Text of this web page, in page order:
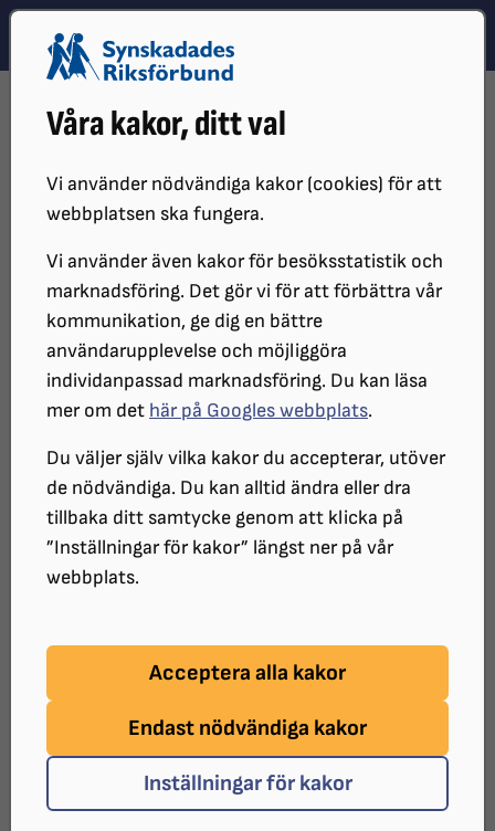
Våra kakor, ditt val
Vi använder nödvändiga kakor (cookies) för att
webbplatsen ska fungera.
Vi använder även kakor för besöksstatistik och
marknadsföring. Det gör vi för att förbättra vår
kommunikation, ge dig en bättre
användarupplevelse och möjliggöra
individanpassad marknadsföring. Du kan läsa
mer om det här på Googles webbplats.
Du väljer själv vilka kakor du accepterar, utöver
de nödvändiga. Du kan alltid ändra eller dra
tillbaka ditt samtycke genom att klicka på
”Inställningar för kakor” längst ner på vår
webbplats.
Acceptera alla kakor
Endast nödvändiga kakor
Inställningar för kakor
Hoppa till innehåll
Hoppa till hitta snabbt
DISTRIKT
SRF BOHUSLÄN
LOKALFÖRENINGAR
NYTT I SRF TROLLHÄTTAN - LILLA EDET
SOMMARHÄLSNING 2026
Sommarhälsning 2026
SOMMARUTSKICK FRÅN SYNSKADADES
LILLA EDET Hej alla fina medlemmar!
Det doftar sommar. Jag sitter ute i min trädgård och
njuter av stillheten och en glädjande bubblande